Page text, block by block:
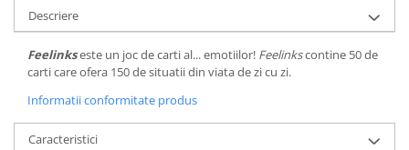
Decoratiuni
Carti
Studio Ghibli/My Neighbor
Totoro/Kiki etc
Descriere
Feelinkseste un joc de carti al... emotiilor! Feelinkscontine 50 de
carti care ofera 150 de situatii din viata de zi cu zi.
Informatii conformitate produs
Caracteristici